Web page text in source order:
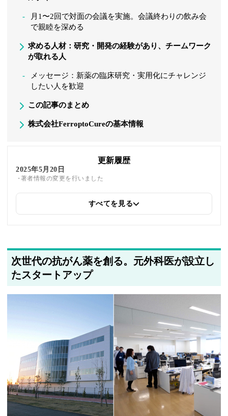
月1〜2回で対面の会議を実施。会議終わりの飲み会
で親睦を深める
求める人材：研究・開発の経験があり、チームワーク
が取れる人
メッセージ：新薬の臨床研究・実用化にチャレンジ
したい人を歓迎
この記事のまとめ
株式会社FerroptoCureの基本情報
更新履歴
2025年5月20日
著者情報の変更を行いました
関連企業の紹介を追加しました
すべてを見る
次世代の抗がん薬を創る。元外科医が設立し
たスタートアップ